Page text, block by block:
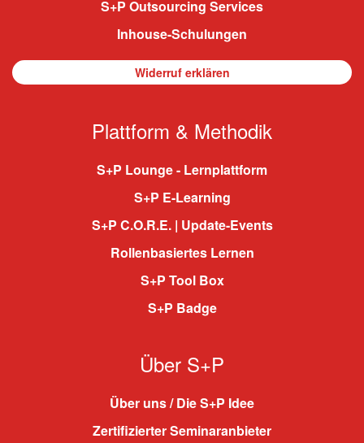
S+P Outsourcing Services
Inhouse-Schulungen
Widerruf erklären
Plattform & Methodik
S+P Lounge - Lernplattform
S+P E-Learning
S+P C.O.R.E. | Update-Events
Rollenbasiertes Lernen
S+P Tool Box
S+P Badge
Über S+P
Über uns / Die S+P Idee
Zertifizierter Seminaranbieter